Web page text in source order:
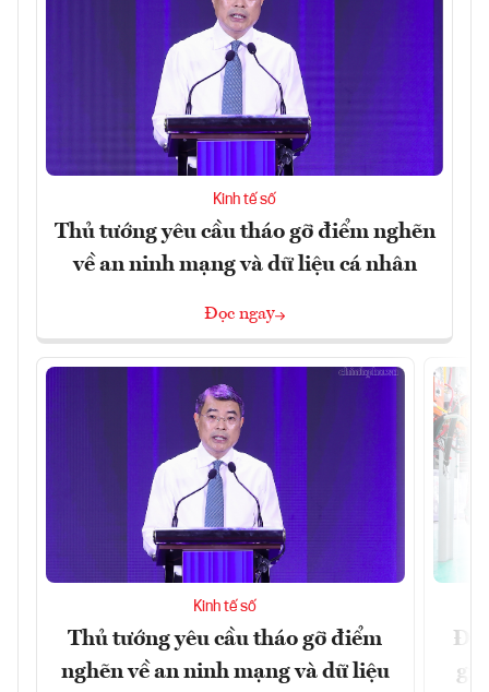
Kinh tế số
Thủ tướng yêu cầu tháo gỡ điểm nghẽn
về an ninh mạng và dữ liệu cá nhân
Đọc ngay
Kinh tế số
Thủ tướng yêu cầu tháo gỡ điểm
nghẽn về an ninh mạng và dữ liệu
Đề